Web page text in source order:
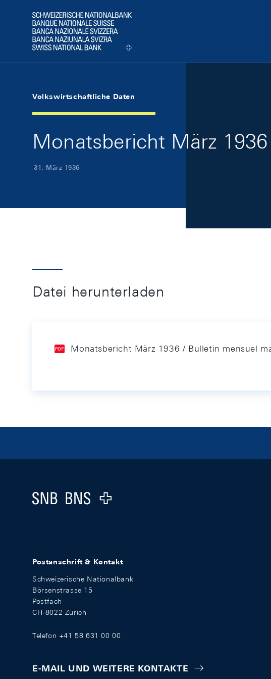
Logo
Volkswirtschaftliche Daten
Monatsbericht März
31. März 1936
Datei herunterladen
Monatsbericht März 1936 / Bulletin mensuel
Logo
Postanschrift & Kontakt
Schweizerische Nationalbank
Börsenstrasse 15
Postfach
CH-8022 Zürich
Telefon +41 58 631 00 00
E-MAIL UND WEITERE KONTAKTE